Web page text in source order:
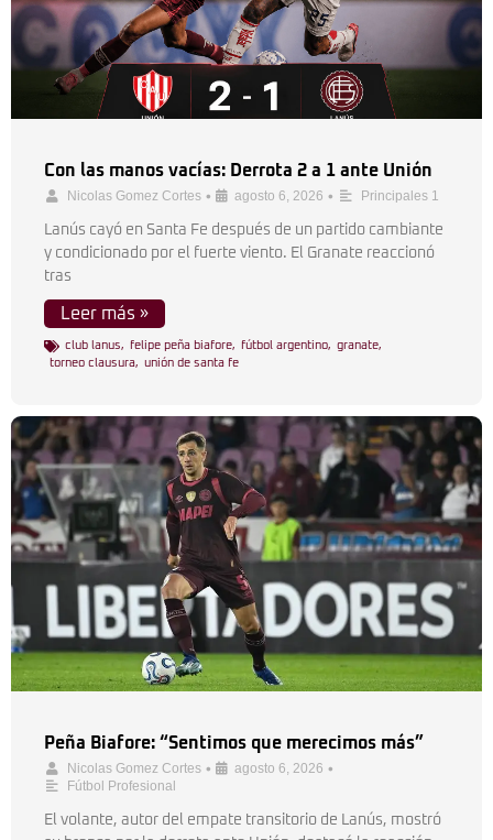
Con las manos vacías: Derrota 2 a 1 ante Unión
Nicolas Gomez Cortes • agosto 6, 2026 • Principales 1
Lanús cayó en Santa Fe después de un partido cambiante
y condicionado por el fuerte viento. El Granate reaccionó
tras
Leer más »
club lanus, felipe peña biafore, fútbol argentino, granate,
torneo clausura, unión de santa fe
Peña Biafore: “Sentimos que merecimos más”
Nicolas Gomez Cortes • agosto 6, 2026 •
Fútbol Profesional
El volante, autor del empate transitorio de Lanús, mostró